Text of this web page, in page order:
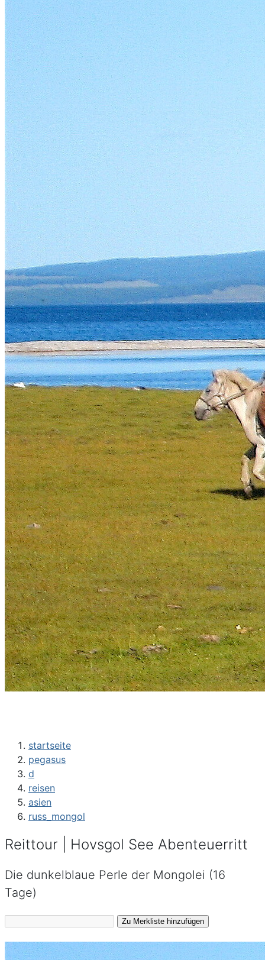
startseite
pegasus
d
reisen
asien
russ_mongol
Reittour | Hovsgol See Abenteuerritt
Die dunkelblaue Perle der Mongolei (16
Tage)